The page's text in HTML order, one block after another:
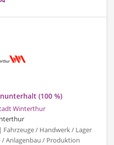
(100 %)
Winterthur
/ Handwerk / Lager
Anlagenbau / Produktion